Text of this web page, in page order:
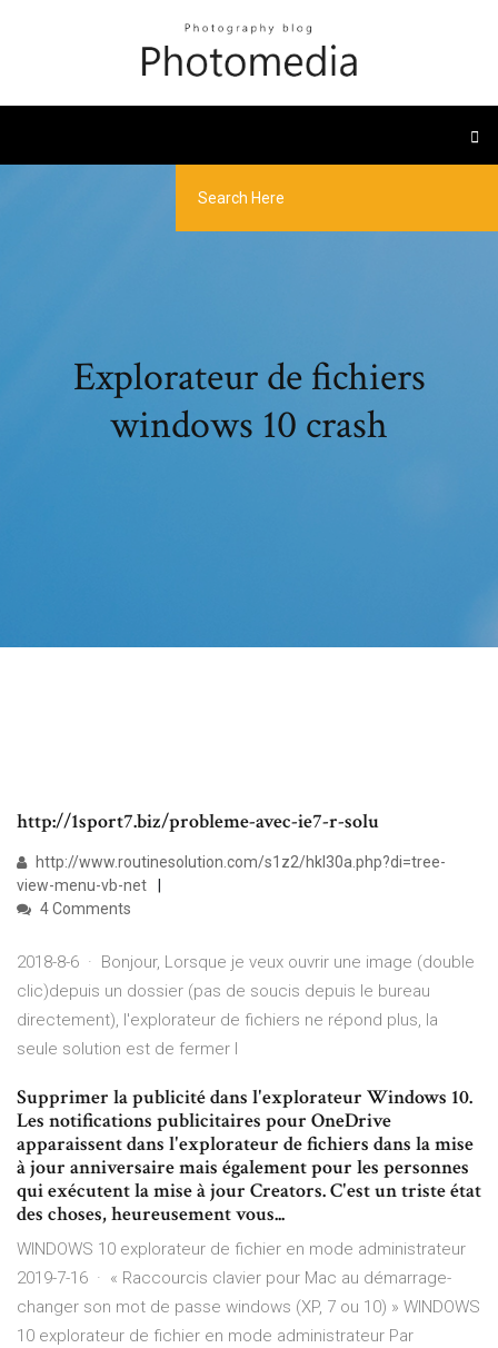
Explorateur de fichiers
windows 10 crash
http://1sport7.biz/probleme-avec-ie7-r-solu
http://www.routinesolution.com/s1z2/hkl30a.php?di=tree-
view-menu-vb-net
4 Comments
2018-8-6 · Bonjour, Lorsque je veux ouvrir une image (double
clic)depuis un dossier (pas de soucis depuis le bureau
directement), l'explorateur de fichiers ne répond plus, la
seule solution est de fermer l
Supprimer la publicité dans l'explorateur Windows 10.
Les notifications publicitaires pour OneDrive
apparaissent dans l'explorateur de fichiers dans la mise
à jour anniversaire mais également pour les personnes
qui exécutent la mise à jour Creators. C'est un triste état
des choses, heureusement vous...
WINDOWS 10 explorateur de fichier en mode administrateur
2019-7-16 · « Raccourcis clavier pour Mac au démarrage-
changer son mot de passe windows (XP, 7 ou 10) » WINDOWS
10 explorateur de fichier en mode administrateur Par